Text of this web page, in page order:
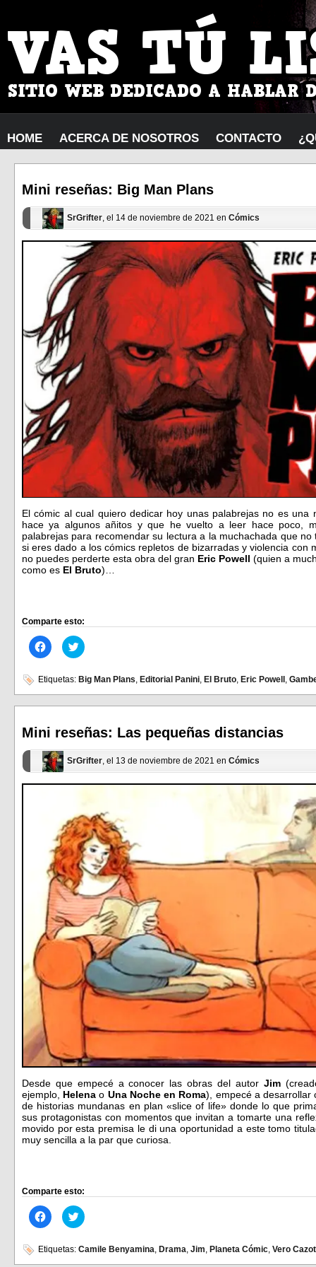
HOME ACERCA DE NOSOTROS CONTACTO
Mini reseñas: Big Man Plans
SrGrifter, el 14 de noviembre de 2021 en Cómics
El cómic al cual quiero dedicar hoy unas palabrejas no es una
hace ya algunos añitos y que he vuelto a leer hace poco,
palabrejas para recomendar su lectura a la muchachada que
si eres dado a los cómics repletos de bizarradas y violencia con
no puedes perderte esta obra del gran Eric Powell (quien a
como es El Bruto)…
Comparte esto:
Haz
clic
en
Facebook
(Se
abre
ventana
nueva)
Haz
clic
en
Twitter
(Se
abre
ventana
nueva)
Etiquetas: Big Man Plans, Editorial Panini, El Bruto, Eric Powell ,
Mini reseñas: Las pequeñas distancias
SrGrifter, el 13 de noviembre de 2021 en Cómics
Desde que empecé a conocer las obras del autor Jim
ejemplo, Helenao Una Noche en Roma), empecé a desarrollar
de historias mundanas en plan «slice of life» donde lo que
sus protagonistas con momentos que invitan a tomarte una
movido por esta premisa le di una oportunidad a este tomo
muy sencilla a la par que curiosa.
Comparte esto:
Haz
clic
en
Facebook
Haz
clic
en
Etiquetas: Camile Benyamina, Drama, Jim, Planeta Cómic, Vero Cazot